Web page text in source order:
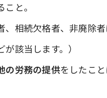
こと。
続欠格者、非廃除者
当します。）
の労務の提供をしたこ